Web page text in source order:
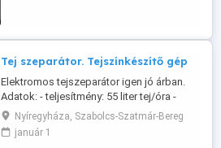
Tej szeparátor. Tejszínkészítő gép
Elektromos tejszeparátor igen jó árban.
Adatok: - teljesítmény: 55 liter tej/óra -
fordulat: 12000 / perc - tejtartály: 5,5 liter -
tejszín/író aránya szabályozható 1:4 és
1:10 között (Igény szerint nagyobb
Nyíregyháza, Szabolcs-Szatmár-Bereg
január 1